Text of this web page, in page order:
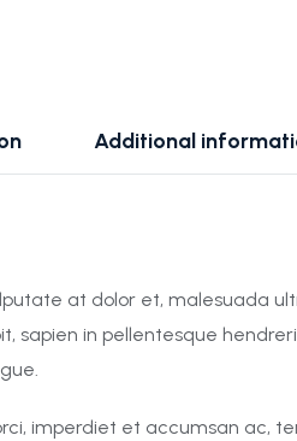
Additional
at dolor et, malesuada
sapien in pellentesque
imperdiet et accumsan ac,